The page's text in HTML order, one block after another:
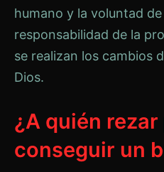
humano y la voluntad de
responsabilidad de la
se realizan los cambios
Dios.
¿A quién rezar
conseguir un